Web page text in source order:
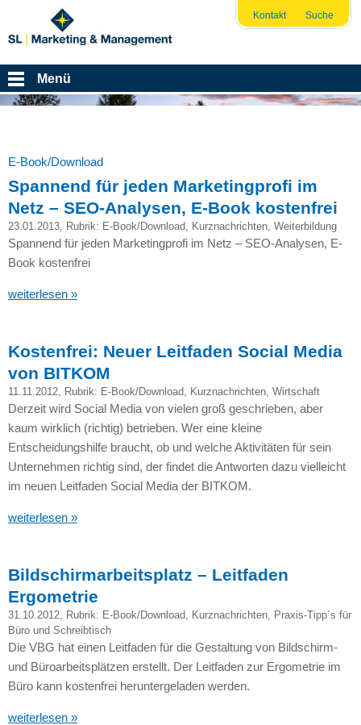
Kontakt Suche
Menü
E-Book/Download
Spannend für jeden Marketingprofi im
Netz – SEO-Analysen, E-Book kostenfrei
23.01.2013, Rubrik: E-Book/Download, Kurznachrichten, Weiterbildung
Spannend für jeden Marketingprofi im Netz – SEO-Analysen, E-
Book kostenfrei
weiterlesen »
Kostenfrei: Neuer Leitfaden Social Media
von BITKOM
11.11.2012, Rubrik: E-Book/Download, Kurznachrichten, Wirtschaft
Derzeit wird Social Media von vielen groß geschrieben, aber
kaum wirklich (richtig) betrieben. Wer eine kleine
Entscheidungshilfe braucht, ob und welche Aktivitäten für sein
Unternehmen richtig sind, der findet die Antworten dazu vielleicht
im neuen Leitfaden Social Media der BITKOM.
weiterlesen »
Bildschirmarbeitsplatz – Leitfaden
Ergometrie
31.10.2012, Rubrik: E-Book/Download Kurznachrichten,
Praxis-Tipp´s für
Büro und Schreibtisch
Die VBG hat einen Leitfaden für die Gestaltung von Bildschirm-
und Büroarbeitsplätzen erstellt. Der Leitfaden zur Ergometrie im
Büro kann kostenfrei heruntergeladen werden.
weiterlesen »